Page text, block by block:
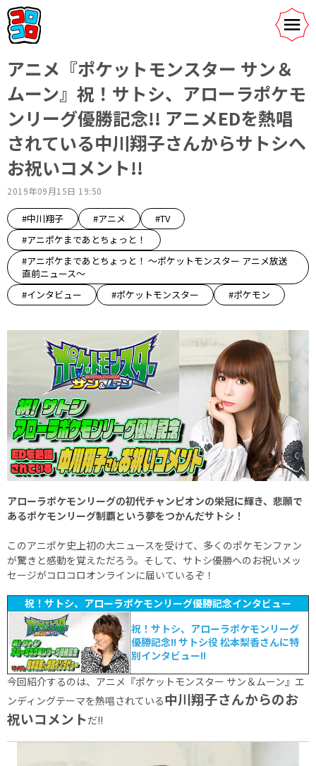
アニメ『ポケットモンスター サン＆
ムーン』祝！サトシ、アローラポケモ
ンリーグ優勝記念!! アニメEDを熱唱
されている中川翔子さんからサトシへ
お祝いコメント!!
2019年09月15日 19:50
#中川翔子 #アニメ
#TV
#アニポケまであとちょっと！
#アニポケまであとちょっと！ 〜ポケットモンスター アニメ放送
直前ニュース〜
#インタビュー
#ポケットモンスター #ポケモン
アローラポケモンリーグの初代チャンピオンの栄冠に輝き、悲願で
あるポケモンリーグ制覇という夢をつかんだサトシ！
このアニポケ史上初の大ニュースを受けて、多くのポケモンファン
が驚きと感動を覚えただろう。そして、サトシ優勝へのお祝いメッ
セージがコロコロオンラインに届いているぞ！
祝！サトシ、アローラポケモンリーグ優勝記念インタビュー
祝！サトシ、アローラポケモンリーグ
優勝記念!! サトシ役 松本梨香さんに特
別インタビュー!!
今回紹介するのは、アニメ『ポケットモンスター サン＆ムーン』エ
ンディングテーマを熱唱されている中川翔子さんからのお
祝いコメントだ!!